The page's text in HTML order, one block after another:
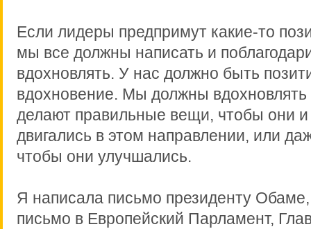
Если лидеры предпримут какие-то
мы все должны написать и
вдохновлять. У нас должно быть
вдохновение. Мы должны вдохновлять
делают правильные вещи, чтобы они
двигались в этом направлении, или
чтобы они улучшались.
Я написала письмо президенту
письмо в Европейский Парламент,